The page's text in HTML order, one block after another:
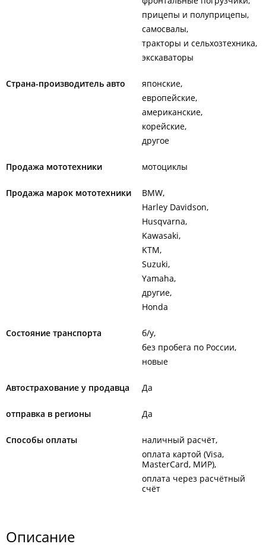
прицепы и полуприцепы
самосвалы
тракторы и сельхозтехника
экскаваторы
Страна-производитель авто
японские
европейские
американские
корейские
другое
Продажа мототехники мотоциклы
Продажа марок мототехники
BMW
Harley Davidson
Husqvarna
Kawasaki
KTM
Suzuki
Yamaha
другие
Honda
Состояние транспорта
б/у
без пробега по России
новые
Автострахование у продавца Да
отправка в регионы Да
Способы оплаты
наличный расчёт
оплата картой (Visa,
MasterCard, МИР)
оплата через расчётный
счёт
Описание